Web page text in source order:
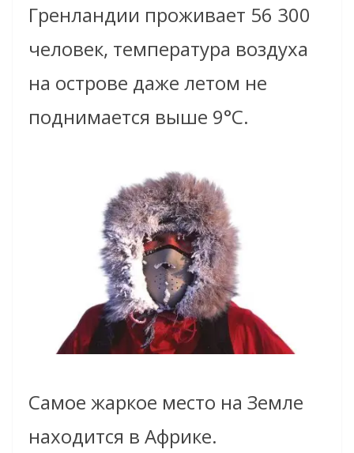
Гренландии проживает 56 300
человек, температура воздуха
на острове даже летом не
поднимается выше 9°С.
Самое жаркое место на Земле
находится в Африке.